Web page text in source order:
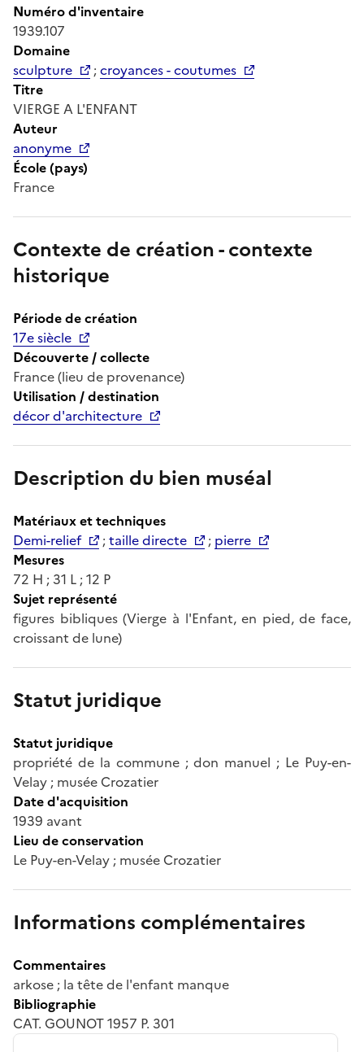
Numéro d'inventaire
1939.107
Domaine
sculpture
;croyances - coutumes
Titre
VIERGE A L'ENFANT
Auteur
anonyme
École (pays)
France
Contexte de création - contexte
historique
Période de création
17e siècle
Découverte / collecte
France (lieu de provenance)
Utilisation / destination
décor d'architecture
Description du bien muséal
Matériaux et techniques
Demi-relief
;taille directe ; pierre
Mesures
72 H ; 31 L ; 12 P
Sujet représenté
figures bibliques (Vierge à l'Enfant, en pied, de face,
croissant de lune)
Statut juridique
Statut juridique
propriété de la commune ; don manuel ; Le Puy-en-
Velay ; musée Crozatier
Date d'acquisition
1939 avant
Lieu de conservation
Le Puy-en-Velay ; musée Crozatier
Informations complémentaires
Commentaires
arkose ; la tête de l'enfant manque
Bibliographie
CAT. GOUNOT 1957 P. 301